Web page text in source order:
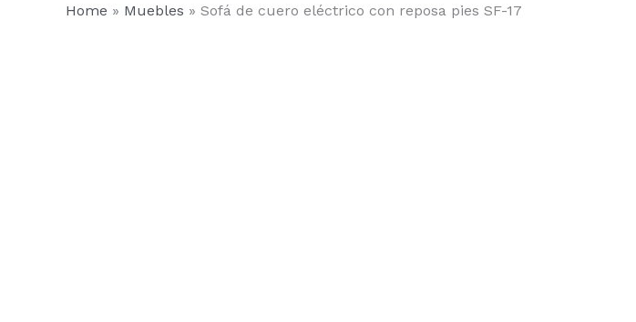
Home » Muebles » Sofá de cuero eléctrico con reposa pies SF-17